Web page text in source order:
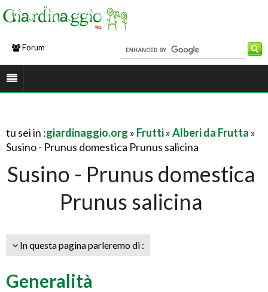
Forum
tu sei in :giardinaggio.org » Frutti»Alberi da Frutta »
Susino - Prunus domestica Prunus salicina
Susino - Prunus domestica
Prunus salicina
In questa pagina parleremo di :
Generalità